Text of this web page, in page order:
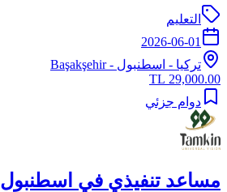
التعليم
2026-06-01
تركيا - اسطنبول - Başakşehir
29,000.00 TL
دوام جزئي
مساعد تنفيذي في اسطنبول